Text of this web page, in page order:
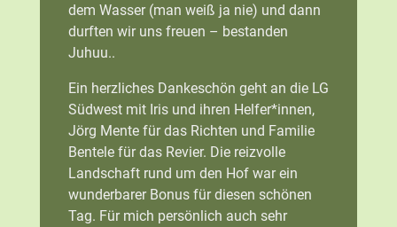
dem Wasser (man weiß ja nie) und dann
durften wir uns freuen – bestanden
Juhuu..
Ein herzliches Dankeschön geht an die LG
Südwest mit Iris und ihren Helfer*innen,
Jörg Mente für das Richten und Familie
Bentele für das Revier. Die reizvolle
Landschaft rund um den Hof war ein
wunderbarer Bonus für diesen schönen
Tag. Für mich persönlich auch sehr